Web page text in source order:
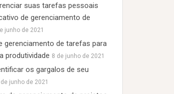
suas tarefas pessoais
de gerenciamento de
junho de 2021
gerenciamento de tarefas para
produtividade 8 de junho de 2021
os gargalos de seu
junho de 2021